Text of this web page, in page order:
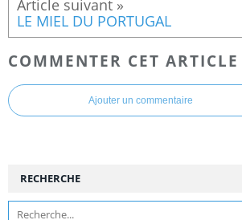
LE MIEL DU PORTUGAL
COMMENTER CET ARTICLE
Ajouter un commentaire
RECHERCHE